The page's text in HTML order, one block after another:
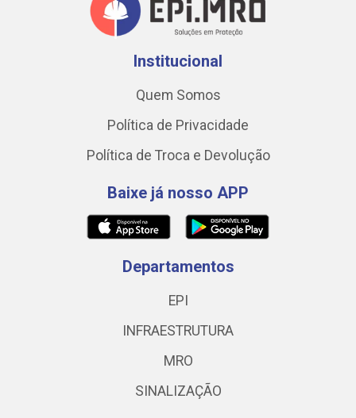
Institucional
Quem Somos
Política de Privacidade
Política de Troca e Devolução
Baixe já nosso APP
Departamentos
EPI
INFRAESTRUTURA
MRO
SINALIZAÇÃO